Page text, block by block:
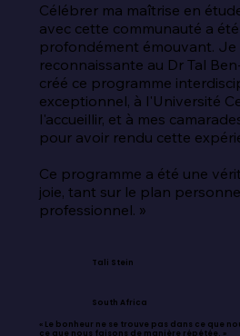
Célébrer ma maîtrise en
avec cette communauté a
profondément émouvant. Je
reconnaissante au Dr Tal
créé ce programme
exceptionnel, à l'Université
l'accueillir, et à mes
pour avoir rendu cette
Ce programme a été une
joie, tant sur le plan
professionnel. »
Tali Stein
South Africa
« Le bonheur ne se trouve pas dans ce que
ce que nous faisons de manière répétée. »